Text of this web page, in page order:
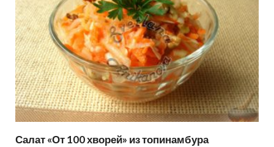
Салат «От 100 хворей» из топинамбура